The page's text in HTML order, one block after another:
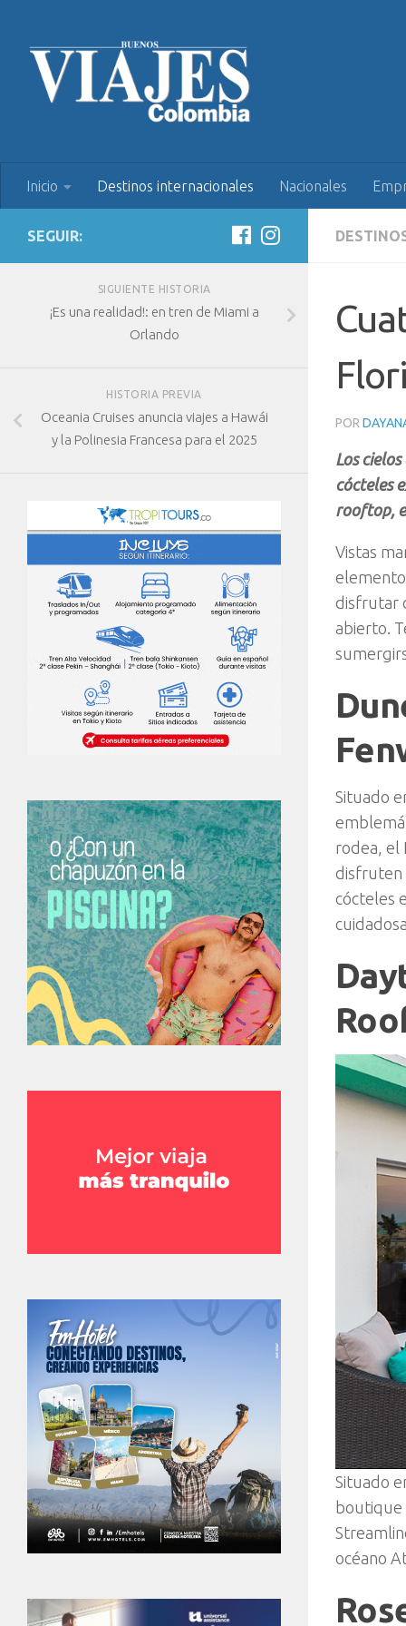
Inicio Destinos internacionales Nacionales
POR
Los
cócteles
rooftop,
Vistas
disfrutar
abierto.
Situado
rodea, el
disfruten
cócteles
Situado
boutique
océano
SEGUIR:
SIGUIENTE HISTORIA
¡Es una realidad!: en tren de Miami a
Orlando
HISTORIA PREVIA
Oceania Cruises anuncia viajes a Hawái
y la Polinesia Francesa para el 2025